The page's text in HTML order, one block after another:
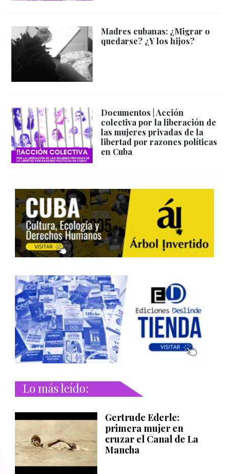
Madres cubanas: ¿Migrar o
quedarse? ¿Y los hijos?
Documentos | Acción
colectiva por la liberación de
las mujeres privadas de la
libertad por razones políticas
en Cuba
Lo más leído:
Gertrude Ederle:
primera mujer en
cruzar el Canal de La
Mancha